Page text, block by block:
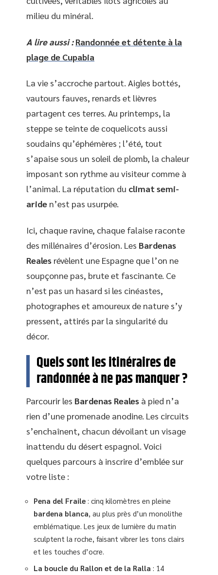
milieu du minéral.
A lire aussi : Randonnée et détente à la
plage de Cupabia
La vie s’accroche partout. Aigles bottés,
vautours fauves, renards et lièvres
partagent ces terres. Au printemps, la
steppe se teinte de coquelicots aussi
soudains qu’éphémères ; l’été, tout
s’apaise sous un soleil de plomb, la chaleur
imposant son rythme au visiteur comme à
l’animal. La réputation du climat semi-
aride n’est pas usurpée.
Ici, chaque ravine, chaque falaise raconte
des millénaires d’érosion. Les Bardenas
Reales révèlent une Espagne que l’on ne
soupçonne pas, brute et fascinante. Ce
n’est pas un hasard si les cinéastes,
photographes et amoureux de nature s’y
pressent, attirés par la singularité du
décor.
Quels sont les itinéraires de
randonnée à ne pas manquer ?
Parcourir les Bardenas Reales à pied n’a
rien d’une promenade anodine. Les circuits
s’enchaînent, chacun dévoilant un visage
inattendu du désert espagnol. Voici
quelques parcours à inscrire d’emblée sur
votre liste :
Pena del Fraile : cinq kilomètres en pleine
bardena blanca, au plus près d’un monolithe
emblématique. Les jeux de lumière du matin
sculptent la roche, faisant vibrer les tons clairs
et les touches d’ocre.
La boucle du Rallon et de la Ralla : 14